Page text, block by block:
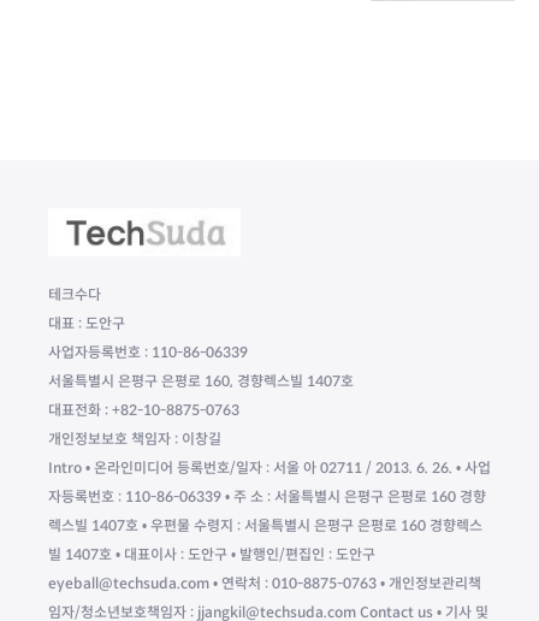
테크수다
대표 : 도안구
사업자등록번호 : 110-86-06339
서울특별시 은평구 은평로 160, 경향렉스빌 1407호
대표전화 : +82-10-8875-0763
개인정보보호 책임자 : 이창길
Intro • 온라인미디어 등록번호/일자 : 서울 아 02711 / 2013. 6. 26. • 사업
자등록번호 : 110-86-06339 • 주 소 : 서울특별시 은평구 은평로 160 경향
렉스빌 1407호 • 우편물 수령지 : 서울특별시 은평구 은평로 160 경향렉스
빌 1407호 • 대표이사 : 도안구 • 발행인/편집인 : 도안구
eyeball@techsuda.com • 연락처 : 010-8875-0763 • 개인정보관리책
임자/청소년보호책임자 : jjangkil@techsuda.com Contact us • 기사 및